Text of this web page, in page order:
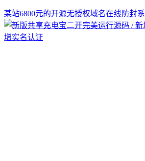
某站6800元的开源无授权域名在线防封